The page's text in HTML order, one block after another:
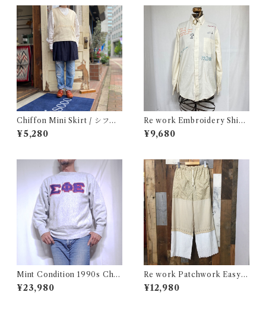
Chiffon Mini Skirt / シフォ
ン ミニ スカート 古着
¥5,280
Re work Embroidery Shirt
/ リワーク ハンド刺繍入り シ
ャツ 古着
¥9,680
Mint Condition 1990s Cha
mpion Reverse Weave Size
L / チャンピオン リバースウ
¥23,980
Re work Patchwork Easy P
ants / リワーク パッチワーク
イージー パンツ 古着
¥12,980